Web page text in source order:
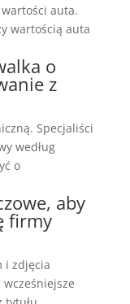
auta.
wartością auta
o
z
Specjaliści
według
o
aby
firmy
i zdjęcia